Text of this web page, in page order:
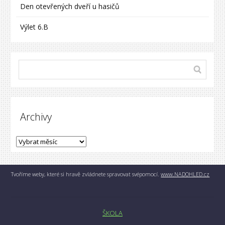
Den otevřených dveří u hasičů
Výlet 6.B
Archivy
Tvoříme weby, které si hravě zvládnete spravovat svépomocí.www.NADOHLED.cz
ŠKOLA